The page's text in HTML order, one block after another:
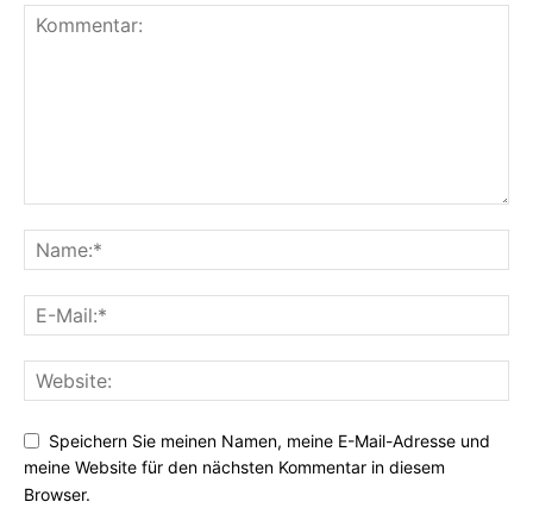
Speichern Sie meinen Namen, meine E-Mail-Adresse und
meine Website für den nächsten Kommentar in diesem
Browser.